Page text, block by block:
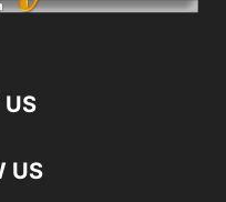
US